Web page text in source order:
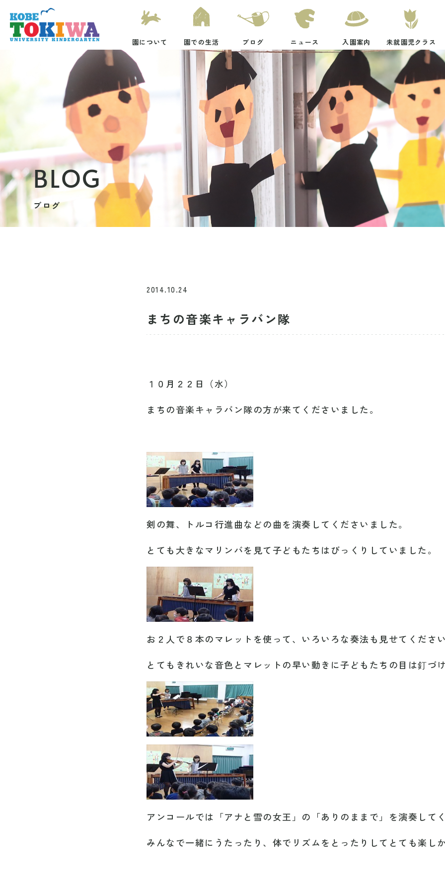
園について 園での生活 ブログ ニュース 入園案内 未就園児クラス
BLOG
ブログ
2014.10.24
まちの音楽キャラバン隊
１０月２２日（水）
まちの音楽キャラバン隊の方が来てくださいました。
剣の舞、トルコ行進曲などの曲を演奏してくださいました。
とても大きなマリンバを見て子どもたちはびっくりしていました。
お２人で８本のマレットを使って、いろいろな奏法も見せてください
とてもきれいな音色とマレットの早い動きに子どもたちの目は釘づけ
アンコールでは「アナと雪の女王」の「ありのままで」を演奏して
みんなで一緒にうたったり、体でリズムをとったりしてとても楽しか